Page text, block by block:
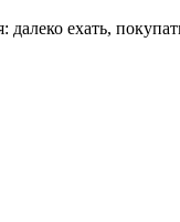
ехать,